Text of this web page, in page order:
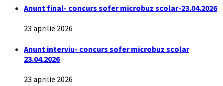
Anunt final- concurs sofer microbuz scolar-23.04.2026
23 aprilie 2026
Anunt interviu- concurs sofer microbuz scolar
23.04.2026
23 aprilie 2026